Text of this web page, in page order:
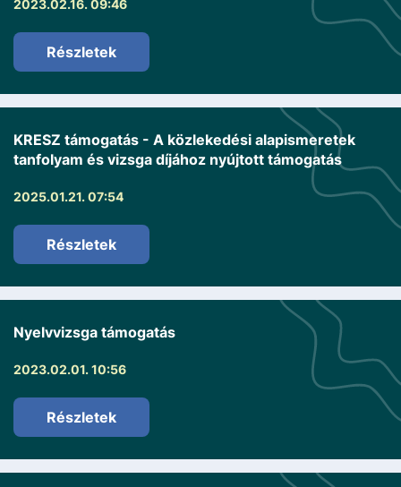
2023.02.16. 09:46
Részletek
KRESZ támogatás - A közlekedési alapismeretek
tanfolyam és vizsga díjához nyújtott támogatás
2025.01.21. 07:54
Részletek
Nyelvvizsga támogatás
2023.02.01. 10:56
Részletek